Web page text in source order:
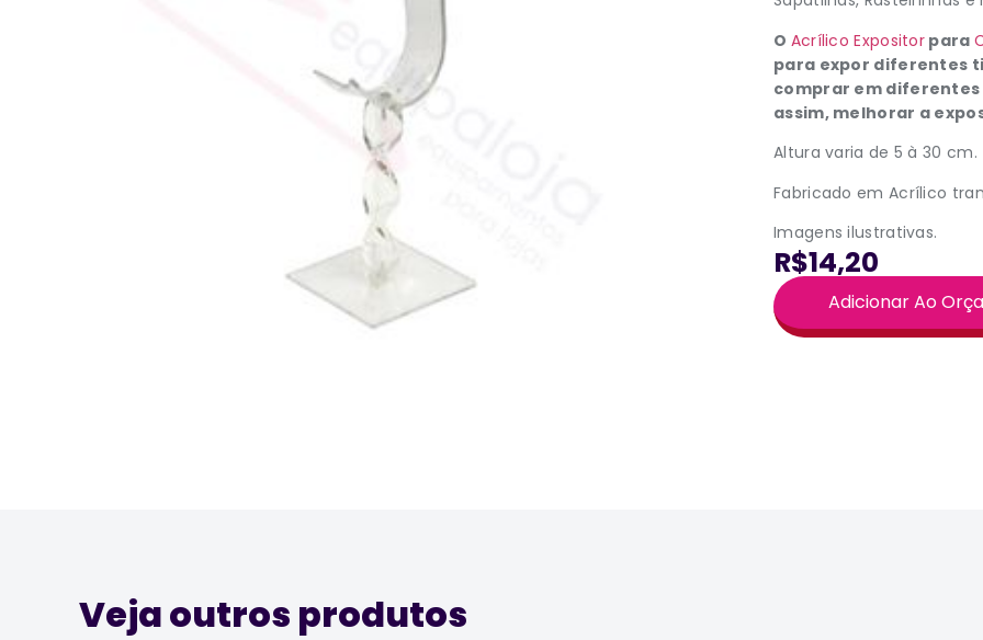
O Acrílico Expositor para
para expor diferentes
comprar em diferentes
assim, melhorar a
Altura varia de 5 à 30 cm.
Fabricado em Acrílico
Imagens ilustrativas.
R$14,20
Adicionar Ao
Veja outros produtos